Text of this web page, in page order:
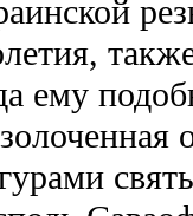
ему